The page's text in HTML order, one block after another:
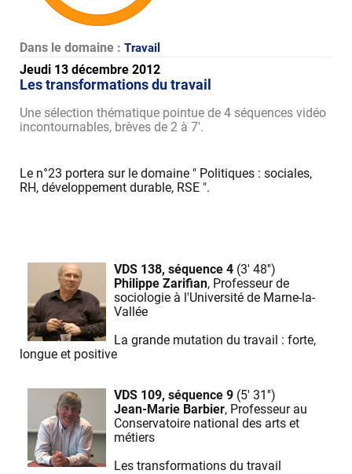
Dans le domaine : Travail
Jeudi 13 décembre 2012
Les transformations du travail
Une sélection thématique pointue de 4 séquences vidéo
incontournables, brèves de 2 à 7'.
Le n°23 portera sur le domaine " Politiques : sociales,
RH, développement durable, RSE ".
VDS 138, séquence 4 (3' 48'')
Philippe Zarifian, Professeur de
sociologie à l'Université de Marne-la-
Vallée
La grande mutation du travail : forte,
longue et positive
VDS 109, séquence 9 (5' 31'')
Jean-Marie Barbier, Professeur au
Conservatoire national des arts et
métiers
Les transformations du travail